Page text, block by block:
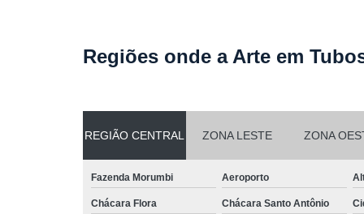
aço carbono
Regiões onde a Arte em
REGIÃO CENTRAL ZONA LESTE ZONA
Fazenda Morumbi Aeroporto
Chácara Flora Chácara Santo Antônio